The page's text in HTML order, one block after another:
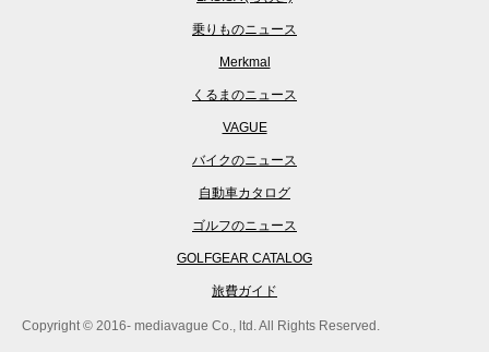
乗りものニュース
Merkmal
くるまのニュース
VAGUE
バイクのニュース
自動車カタログ
ゴルフのニュース
GOLFGEAR CATALOG
旅費ガイド
Copyright © 2016- mediavague Co., ltd. All Rights Reserved.